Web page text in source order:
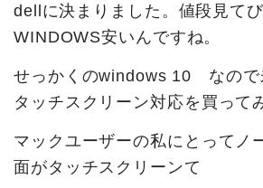
dellに決まりました。値段見てび
WINDOWS安いんですね。
せっかくのwindows 10 なので
タッチスクリーン対応を買って
マックユーザーの私にとってノ
面がタッチスクリーンて